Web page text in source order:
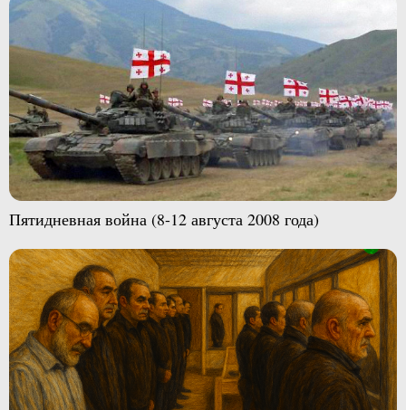
Пятидневная война (8-12 августа 2008 года)